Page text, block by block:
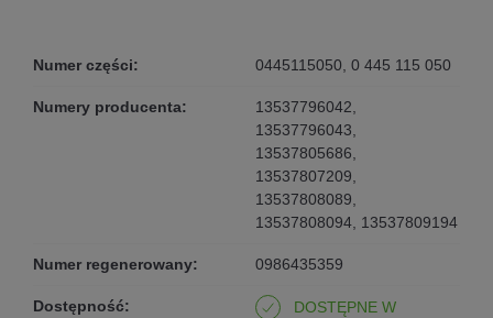
Numer części: 0445115050, 0 445 115 050
Numery producenta:
13537796042,
13537796043,
13537805686,
13537807209,
13537808089,
13537808094, 13537809194
Numer regenerowany: 0986435359
Dostępność:
DOSTĘPNE W